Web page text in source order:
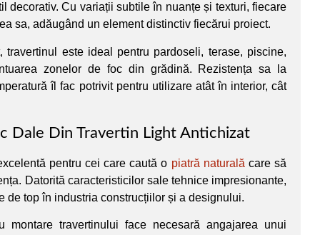
decorativ. Cu variații subtile în nuanțe și texturi, fiecare
sa, adăugând un element distinctiv fiecărui proiect.
travertinul este ideal pentru pardoseli, terase, piscine,
zonelor de foc din grădină. Rezistența sa la
îl fac potrivit pentru utilizare atât în interior, cât
Dale Din Travertin Light Antichizat
pentru cei care caută o piatră naturală care să
Datorită caracteristicilor sale tehnice impresionante,
de top în industria construcțiilor și a designului.
montare travertinului face necesară angajarea unui